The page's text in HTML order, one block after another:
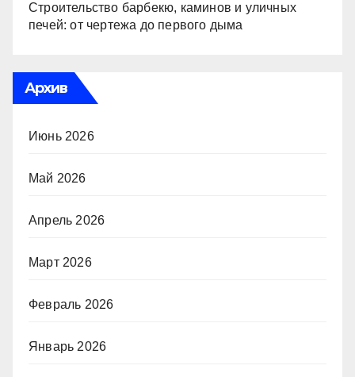
Строительство барбекю, каминов и уличных
печей: от чертежа до первого дыма
Архив
Июнь 2026
Май 2026
Апрель 2026
Март 2026
Февраль 2026
Январь 2026